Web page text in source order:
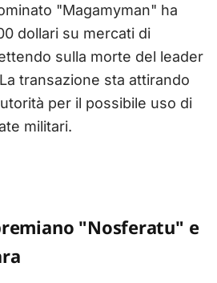
"Magamyman" ha
dollari su mercati di
sulla morte del leader
transazione sta attirando
per il possibile uso di
militari.
"Nosferatu" e